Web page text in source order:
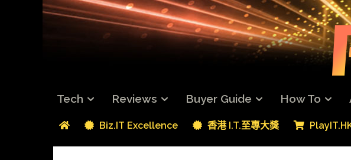
Tech Reviews Buyer Guide How To
Biz.IT Excellence 香港 I.T.至專大獎